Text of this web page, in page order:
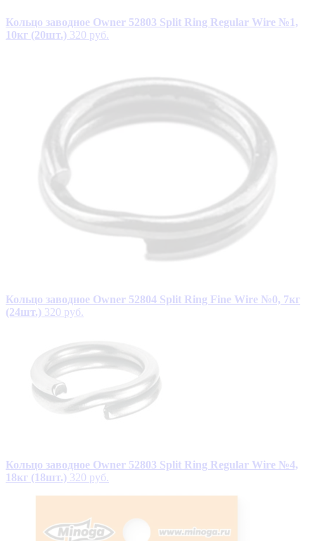
Кольцо заводное Owner 52803 Split Ring Regular Wire №1,
10кг (20шт.) 320 руб.
Кольцо заводное Owner 52804 Split Ring Fine Wire №0, 7кг
(24шт.) 320 руб.
Кольцо заводное Owner 52803 Split Ring Regular Wire №4,
18кг (18шт.) 320 руб.